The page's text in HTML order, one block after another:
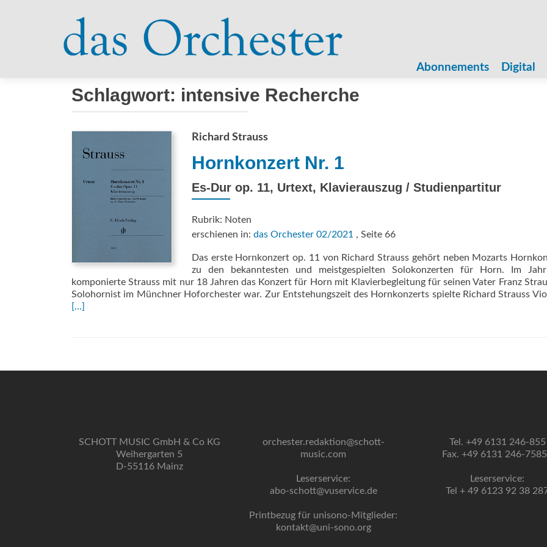
Abonnements Digital
Schlagwort: intensive Recherche
Richard Strauss
Hornkonzert Nr. 1
Es-Dur op. 11, Urtext, Klavierauszug / Studienpartitur
Rubrik: Noten
erschienen in: das Orchester 02/2021 , Seite 66
Das erste Hornkonzert op. 11 von Richard Strauss gehört neben Mozarts
zu den bekanntesten und meistgespielten Solokonzerten für Horn. Im
komponierte Strauss mit nur 18 Jahren das Konzert für Horn mit Klavierbegleitung für seinen Vater Franz
Solohornist im Münchner Hoforchester war. Zur Entstehungszeit des Hornkonzerts spielte Richard Strauss
[…]
SCHOTT MUSIC GmbH & Co KG
Weihergarten 5
D-55116 Mainz
orchester.redaktion@schott-
music.com
Leserservice:
abo-schott@vuservice.de
Printbezug für unisono-Mitglieder:
kontakt@uni-sono.org
Tel. +49 6131 246-855
Fax. +49 6131 246-
Leserservice:
Tel + 49 6123 92 38